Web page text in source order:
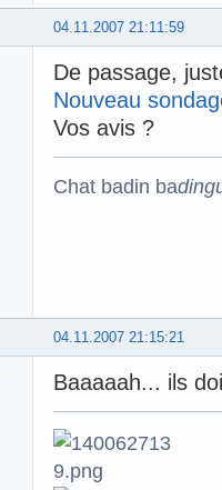
04.11.2007 21:11:59
De passage,
Nouveau
Vos avis ?
Chat badin ba
04.11.2007 21:15:21
Baaaaah... ils